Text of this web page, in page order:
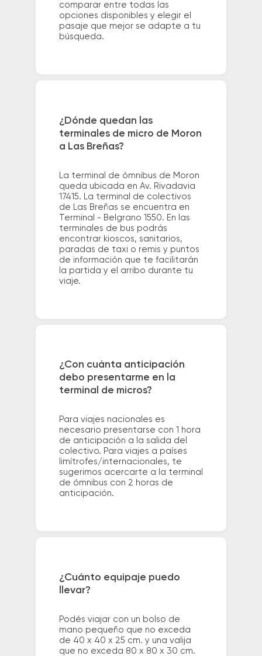
comparar entre todas las
opciones disponibles y elegir el
pasaje que mejor se adapte a tu
búsqueda.
¿Dónde quedan las
terminales de micro de Moron
a Las Breñas?
La terminal de ómnibus de Moron
queda ubicada en Av. Rivadavia
17415. La terminal de colectivos
de Las Breñas se encuentra en
Terminal - Belgrano 1550. En las
terminales de bus podrás
encontrar kioscos, sanitarios,
paradas de taxi o remis y puntos
de información que te facilitarán
la partida y el arribo durante tu
viaje.
¿Con cuánta anticipación
debo presentarme en la
terminal de micros?
Para viajes nacionales es
necesario presentarse con 1 hora
de anticipación a la salida del
colectivo. Para viajes a países
limítrofes/internacionales, te
sugerimos acercarte a la terminal
de ómnibus con 2 horas de
anticipación.
¿Cuánto equipaje puedo
llevar?
Podés viajar con un bolso de
mano pequeño que no exceda
de 40 x 40 x 25 cm. y una valija
que no exceda 80 x 80 x 30 cm.